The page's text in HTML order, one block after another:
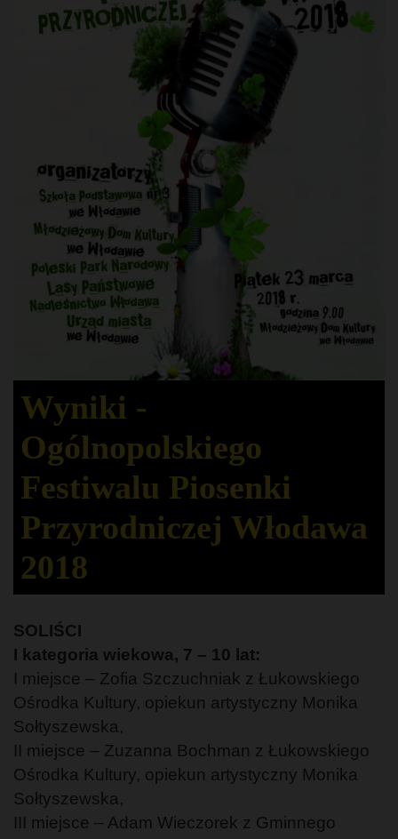
Wyniki -
Ogólnopolskiego
Festiwalu Piosenki
Przyrodniczej Włodawa
2018
SOLIŚCI
I kategoria wiekowa, 7 – 10 lat:
I miejsce – Zofia Szczuchniak z Łukowskiego
Ośrodka Kultury, opiekun artystyczny Monika
Sołtyszewska,
II miejsce – Zuzanna Bochman z Łukowskiego
Ośrodka Kultury, opiekun artystyczny Monika
Sołtyszewska,
III miejsce – Adam Wieczorek z Gminnego